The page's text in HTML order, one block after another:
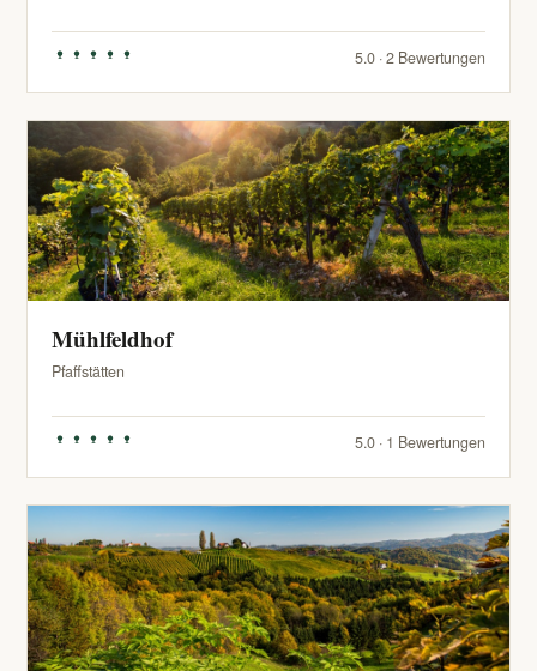
5.0 · 2 Bewertungen
Mühlfeldhof
Pfaffstätten
5.0 · 1 Bewertungen